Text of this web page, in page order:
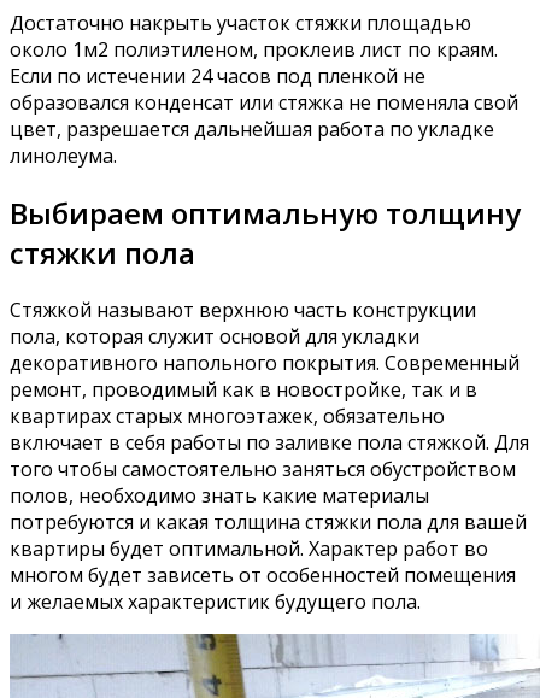
Достаточно накрыть участок стяжки площадью
около 1м2 полиэтиленом, проклеив лист по краям.
Если по истечении 24 часов под пленкой не
образовался конденсат или стяжка не поменяла свой
цвет, разрешается дальнейшая работа по укладке
линолеума.
Выбираем оптимальную толщину
стяжки пола
Стяжкой называют верхнюю часть конструкции
пола, которая служит основой для укладки
декоративного напольного покрытия. Современный
ремонт, проводимый как в новостройке, так и в
квартирах старых многоэтажек, обязательно
включает в себя работы по заливке пола стяжкой. Для
того чтобы самостоятельно заняться обустройством
полов, необходимо знать какие материалы
потребуются и какая толщина стяжки пола для вашей
квартиры будет оптимальной. Характер работ во
многом будет зависеть от особенностей помещения
и желаемых характеристик будущего пола.